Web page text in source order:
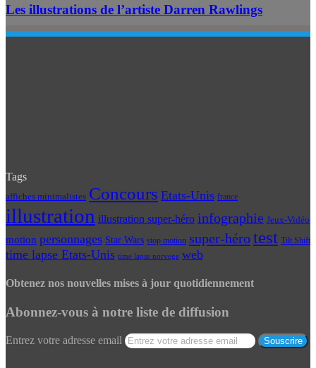
Les illustrations de l’artiste Darren Rawlings
Tags
affiches minimalistes Concours Etats-Unis france
illustration illustration super-héro infographie Jeux-Vidéo
motion personnages Star Wars stop motion super-hérotest Tilt Shift
time lapse Etats-Unis time lapse norvege web
Obtenez nos nouvelles mises à jour quotidiennement
Abonnez-vous à notre liste de diffusion
Entrez votre adresse email